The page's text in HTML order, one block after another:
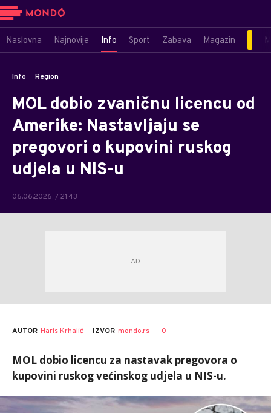
Naslovna Najnovije Info Sport Zabava Magazin
Info Region
MOL dobio zvaničnu licencu od
Amerike: Nastavljaju se
pregovori o kupovini ruskog
udjela u NIS-u
06.06.2026. / 21:43
AUTOR Haris Krhalić IZVOR mondo.rs 0
MOL dobio licencu za nastavak pregovora o
kupovini ruskog većinskog udjela u NIS-u.